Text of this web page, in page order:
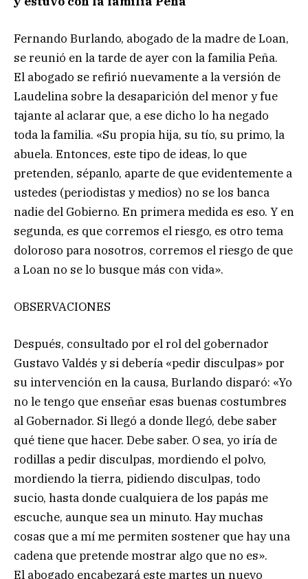
Fernando Burlando, abogado de la madre de Loan,
se reunió en la tarde de ayer con la familia Peña.
El abogado se refirió nuevamente a la versión de
Laudelina sobre la desaparición del menor y fue
tajante al aclarar que, a ese dicho lo ha negado
toda la familia. «Su propia hija, su tío, su primo, la
abuela. Entonces, este tipo de ideas, lo que
pretenden, sépanlo, aparte de que evidentemente a
ustedes (periodistas y medios) no se los banca
nadie del Gobierno. En primera medida es eso. Y en
segunda, es que corremos el riesgo, es otro tema
doloroso para nosotros, corremos el riesgo de que
a Loan no se lo busque más con vida».
OBSERVACIONES
Después, consultado por el rol del gobernador
Gustavo Valdés y si debería «pedir disculpas» por
su intervención en la causa, Burlando disparó: «Yo
no le tengo que enseñar esas buenas costumbres
al Gobernador. Si llegó a donde llegó, debe saber
qué tiene que hacer. Debe saber. O sea, yo iría de
rodillas a pedir disculpas, mordiendo el polvo,
mordiendo la tierra, pidiendo disculpas, todo
sucio, hasta donde cualquiera de los papás me
escuche, aunque sea un minuto. Hay muchas
cosas que a mí me permiten sostener que hay una
cadena que pretende mostrar algo que no es».
El abogado encabezará este martes un nuevo